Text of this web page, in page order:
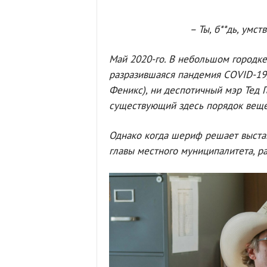
– Ты, б**дь,
Май 2020-го. В небольшом
разразившаяся пандемия COVID-
Феникс), ни деспотичный мэр Тед
существующий здесь порядок
Однако когда шериф решает
главы местного муниципалитета,